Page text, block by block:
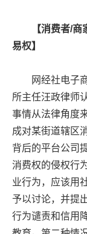
【消费者/商家
易权】
网经社电子商
所主任汪政律师
事情从法律角度
成对某街道辖区
背后的平台公司
消费权的侵权行
业行为，应该用
予以讨论，并提
行为谴责和信用